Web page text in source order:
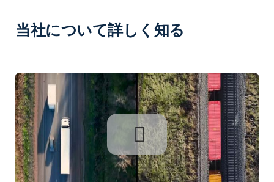
当社について詳しく知る